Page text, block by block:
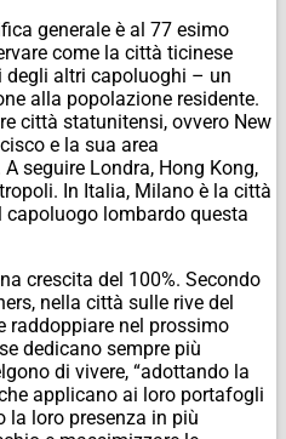
generale è al 77 esimo
come la città ticinese
altri capoluoghi – un
alla popolazione residente.
città statunitensi, ovvero New
e la sua area
seguire Londra, Hong Kong,
In Italia, Milano è la città
capoluogo lombardo questa
crescita del 100%. Secondo
nella città sulle rive del
raddoppiare nel prossimo
dedicano sempre più
di vivere, “adottando la
applicano ai loro portafogli
la loro presenza in più